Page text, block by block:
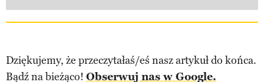
Dziękujemy, że przeczytałaś/eś nasz artykuł do końca.
Bądź na bieżąco! Obserwuj nas w Google.